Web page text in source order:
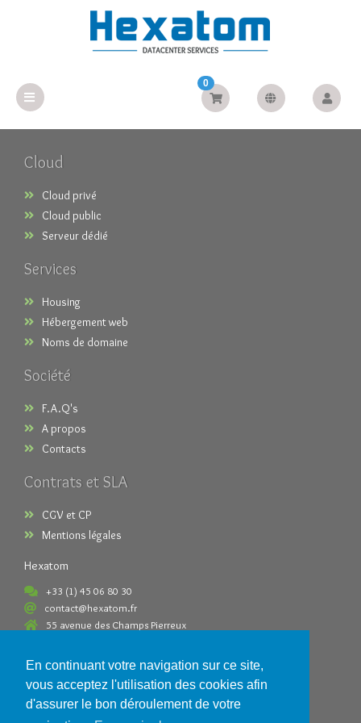
En continuant votre navigation sur ce site,
vous acceptez l'utilisation des cookies afin
d'assurer le bon déroulement de votre
0
Cloud
Cloud privé
Cloud public
Serveur dédié
Services
Housing
Hébergement web
Noms de domaine
Société
F.A.Q's
A propos
Contacts
Contrats et SLA
CGV et CP
Mentions légales
Hexatom
+33 (1) 45 06 80 30
contact@hexatom.fr
55 avenue des Champs Pierreux
Paiements acceptés